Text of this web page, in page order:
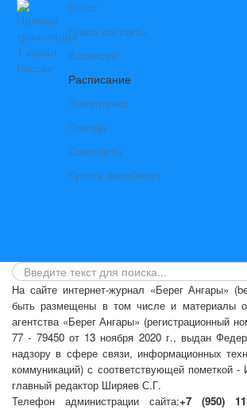
О нас
Наши контакты
Вакансии
Расписание
Электрички
Поезда
Самолеты
Купить авиабилет
На сайте интернет-журнал «Берег Ангары»
быть размещены в том числе и материалы
агентства «Берег Ангары»
77 - 79450 от 13 ноября 2020 г., выдан
надзору в сфере связи, информационных
коммуникаций) с соответствующей пометкой
главный редактор Ширяев С.Г.
Телефон администрации сайта:+7 (950)